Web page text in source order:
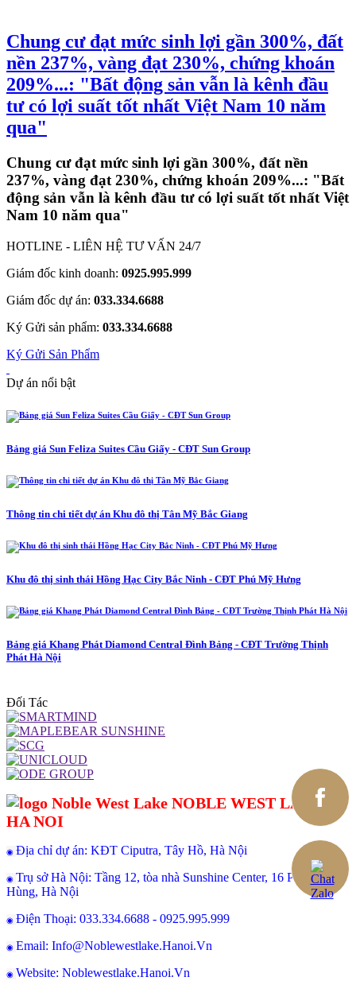
Chung cư đạt mức sinh lợi gần 300%, đất
nền 237%, vàng đạt 230%, chứng khoán
209%...: "Bất động sản vẫn là kênh đầu
tư có lợi suất tốt nhất Việt Nam 10 năm
qua"
Chung cư đạt mức sinh lợi gần 300%, đất nền
237%, vàng đạt 230%, chứng khoán 209%...: "Bất
động sản vẫn là kênh đầu tư có lợi suất tốt nhất Việt
Nam 10 năm qua"
HOTLINE - LIÊN HỆ TƯ VẤN 24/7
Giám đốc kinh doanh: 0925.995.999
Giám đốc dự án: 033.334.6688
Ký Gửi sản phẩm: 033.334.6688
Ký Gửi Sản Phẩm
Dự án nổi bật
Bảng giá Sun Feliza Suites Cầu Giấy - CĐT Sun Group
Thông tin chi tiết dự án Khu đô thị Tân Mỹ Bắc Giang
Khu đô thị sinh thái Hồng Hạc City Bắc Ninh - CĐT Phú Mỹ Hưng
Bảng giá Khang Phát Diamond Central Đình Bảng - CĐT Trường Thịnh
Phát Hà Nội
Đối Tác
NOBLE WEST LAKE
HA NOI
◉ Địa chỉ dự án: KĐT Ciputra, Tây Hồ, Hà Nội
◉ Trụ sở Hà Nội: Tầng 12, tòa nhà Sunshine Center, 16 Phạm
Hùng, Hà Nội
◉ Điện Thoại: 033.334.6688 - 0925.995.999
◉ Email: Info@Noblewestlake.Hanoi.Vn
◉ Website: Noblewestlake.Hanoi.Vn